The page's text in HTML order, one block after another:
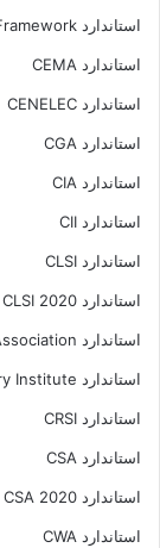
استاندارد Business Process Framework
استاندارد CEMA
استاندارد CENELEC
استاندارد CGA
استاندارد CIA
استاندارد CII
استاندارد CLSI
استاندارد CLSI 2020
استاندارد Compressed Gas Association
استاندارد Construction Industry Institute
استاندارد CRSI
استاندارد CSA
استاندارد CSA 2020
استاندارد CWA